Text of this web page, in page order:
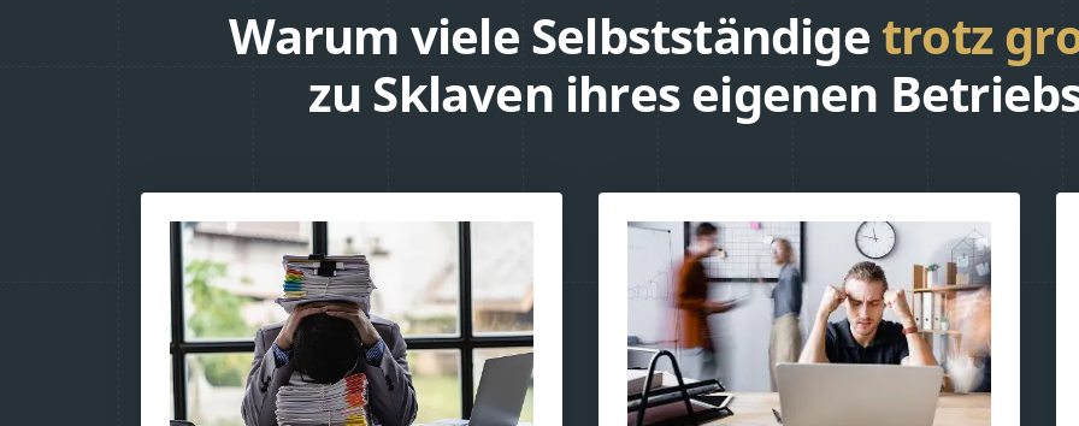
Warum viele Selbstständige trotz
zu Sklaven ihres eigenen